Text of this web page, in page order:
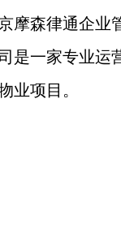
摩森律通企业
是一家专业运
业项目。